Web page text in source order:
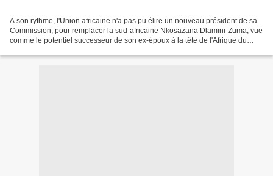
A son rythme, l'Union africaine n'a pas pu élire un nouveau président de sa
Commission, pour remplacer la sud-africaine Nkosazana Dlamini-Zuma, vue
comme le potentiel successeur de son ex-époux à la tête de l'Afrique du